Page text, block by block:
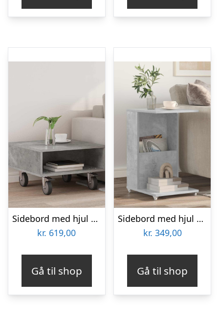
Sidebord med hjul – beton grå 50,5 × 50 × 30 cm i konstrueret træ
kr. 619,00
Gå til shop
Sidebord med hjul – beton grå, 40 × 35 × 60 cm, konstrueret træ
kr. 349,00
Gå til shop